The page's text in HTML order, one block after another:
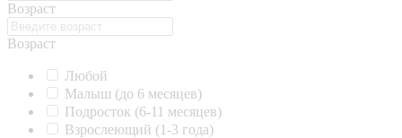
Возраст
Возраст
Любой
Малыш (до 6 месяцев)
Подросток (6-11 месяцев)
Взрослеющий (1-3 года)